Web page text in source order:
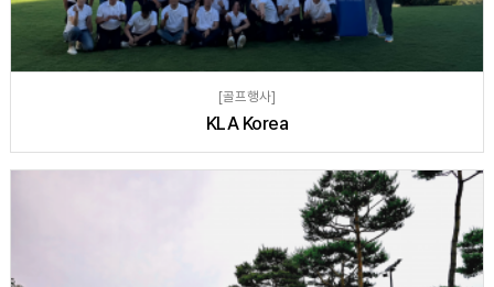
[골프행사]
KLA Korea